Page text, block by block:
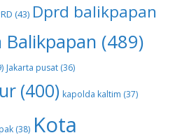
(43) Dprd balikpapan
Balikpapan (489)
Jakarta pusat (36)
(400) kapolda kaltim (37)
(38) Kota